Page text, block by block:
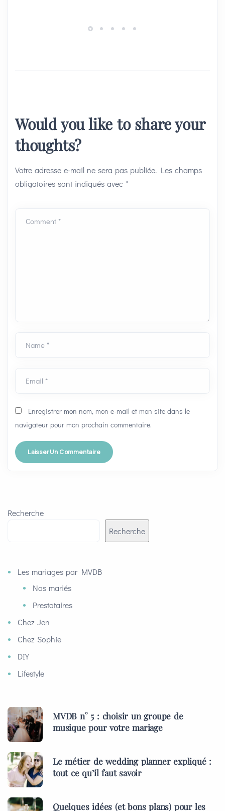
Would you like to share your
thoughts?
Votre adresse e-mail ne sera pas publiée. Les champs
obligatoires sont indiqués avec *
Comment *
Name *
Email *
Enregistrer mon nom, mon e-mail et mon site dans le
navigateur pour mon prochain commentaire.
Recherche
Recherche
Les mariages par MVDB
Nos mariés
Prestataires
Chez Jen
Chez Sophie
DIY
Lifestyle
MVDB n° 5 : choisir un groupe de
musique pour votre mariage
Le métier de wedding planner expliqué :
tout ce qu’il faut savoir
Quelques idées (et bons plans) pour les